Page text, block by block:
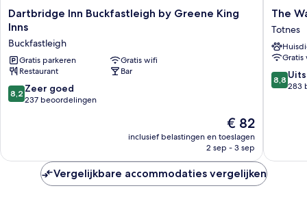
Dartbridge
Inn
by
Greene
King
Inns
Buckfastleigh
Dartbridge Inn Buckfastleigh by Greene King
Inns
Buckfastleigh
Gratis parkeren
Gratis wifi
Restaurant
Bar
8.2
van
beoordelingen
8,2 Zeer goed
237 beoordelingen
De
prijs
€ 82
inclusief belastingen en toeslagen
2 sep - 3 sep
The
Arms
Totnes
The
Totnes
Gratis
8.8
van
8,8
283
Vergelijkbare accommodaties vergelijken